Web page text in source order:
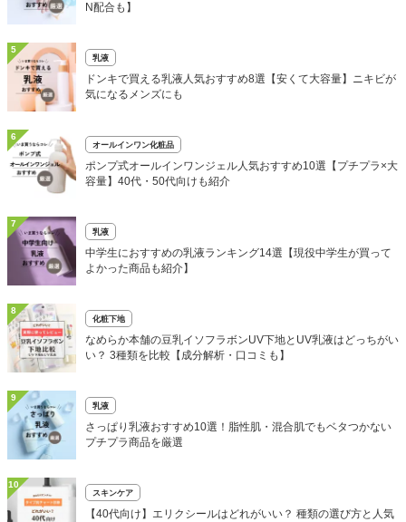
N配合も】
5
乳液
ドンキで買える乳液人気おすすめ8選【安くて大容量】ニキビが
気になるメンズにも
6
オールインワン化粧品
ポンプ式オールインワンジェル人気おすすめ10選【プチプラ×大
容量】40代・50代向けも紹介
7
乳液
中学生におすすめの乳液ランキング14選【現役中学生が買って
よかった商品も紹介】
8
化粧下地
なめらか本舗の豆乳イソフラボンUV下地とUV乳液はどっちがい
い？ 3種類を比較【成分解析・口コミも】
9
乳液
さっぱり乳液おすすめ10選！脂性肌・混合肌でもベタつかない
プチプラ商品を厳選
10
スキンケア
【40代向け】エリクシールはどれがいい？ 種類の選び方と人気